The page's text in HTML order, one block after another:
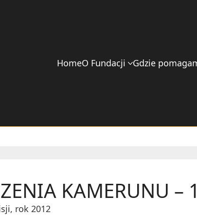
HomeO Fundacji Gdzie
KAMERUNU –
, rok 2012